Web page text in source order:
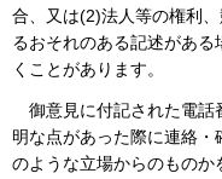
合、又は(2)法人等の権利
るおそれのある記述があ
くことがあります。
御意見に付記された電話
明な点があった際に連絡
のような立場からのものか